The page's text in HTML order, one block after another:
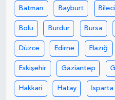
Batman Bayburt
Bolu Burdur Bursa
Düzce Edirne Elazığ
Eskişehir Gaziantep
Hakkari Hatay Isparta